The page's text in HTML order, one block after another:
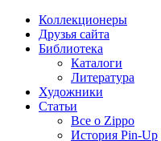
Коллекционеры
Друзья сайта
Библиотека
Каталоги
Литература
Художники
Статьи
Все о Zippo
История Pin-Up